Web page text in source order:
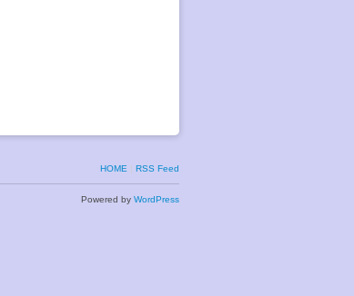
HOME ¦ RSS Feed
Powered by WordPress